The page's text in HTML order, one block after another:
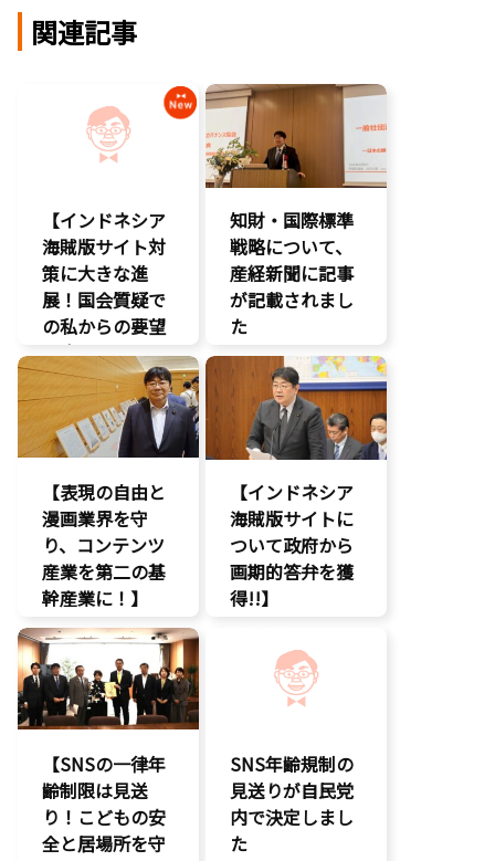
関連記事
【インドネシア
海賊版サイト対
策に大きな進
展！国会質疑で
の私からの要望
に応え、三谷法
務副大臣がイン
ドネシア法務副
大臣に運営……
エンタメ産業
促進
デジタル著作
権
国会質疑
知的財産
経済政策
著作権
知財・国際標準
戦略について、
産経新聞に記事
が記載されまし
た
報道記事
知的財産
著作権
【表現の自由と
漫画業界を守
り、コンテンツ
産業を第二の基
幹産業に！】
エンタメ支援
二次創作保護
著作権
表現規制
【インドネシア
海賊版サイトに
ついて政府から
画期的答弁を獲
得!!】
エンタメ産業
促進
デジタル著作
国会質疑
海賊版
知的財産
【SNSの一律年
齢制限は見送
り！こどもの安
全と居場所を守
SNS年齢規制の
見送りが自民党
内で決定しまし
た